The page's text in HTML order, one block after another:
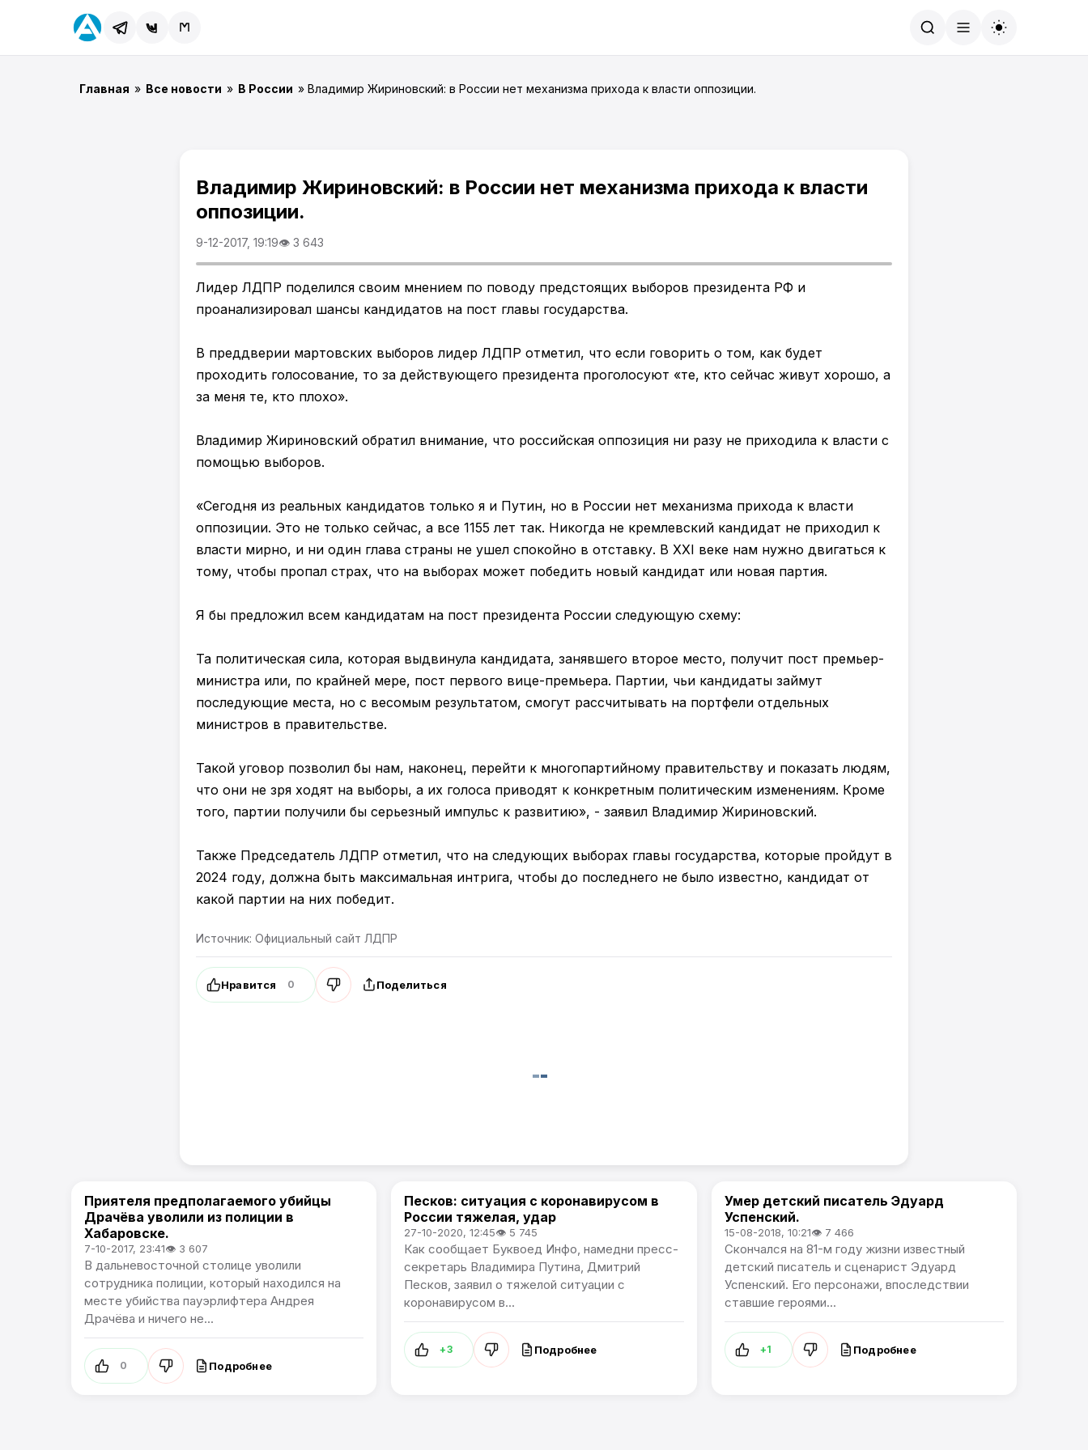
Главная » Все новости » В России » Владимир Жириновский: в России нет механизма прихода к власти оппозиции.
Владимир Жириновский: в России нет механизма прихода к власти
оппозиции.
9-12-2017, 19:19👁 3 643
Лидер ЛДПР поделился своим мнением по поводу предстоящих выборов президента РФ и
проанализировал шансы кандидатов на пост главы государства.
В преддверии мартовских выборов лидер ЛДПР отметил, что если говорить о том, как будет
проходить голосование, то за действующего президента проголосуют «те, кто сейчас живут хорошо, а
за меня те, кто плохо».
Владимир Жириновский обратил внимание, что российская оппозиция ни разу не приходила к власти с
помощью выборов.
«Сегодня из реальных кандидатов только я и Путин, но в России нет механизма прихода к власти
оппозиции. Это не только сейчас, а все 1155 лет так. Никогда не кремлевский кандидат не приходил к
власти мирно, и ни один глава страны не ушел спокойно в отставку. В XXI веке нам нужно двигаться к
тому, чтобы пропал страх, что на выборах может победить новый кандидат или новая партия.
Я бы предложил всем кандидатам на пост президента России следующую схему:
Та политическая сила, которая выдвинула кандидата, занявшего второе место, получит пост премьер-
министра или, по крайней мере, пост первого вице-премьера. Партии, чьи кандидаты займут
последующие места, но с весомым результатом, смогут рассчитывать на портфели отдельных
министров в правительстве.
Такой уговор позволил бы нам, наконец, перейти к многопартийному правительству и показать людям,
что они не зря ходят на выборы, а их голоса приводят к конкретным политическим изменениям. Кроме
того, партии получили бы серьезный импульс к развитию», - заявил Владимир Жириновский.
Также Председатель ЛДПР отметил, что на следующих выборах главы государства, которые пройдут в
2024 году, должна быть максимальная интрига, чтобы до последнего не было известно, кандидат от
какой партии на них победит.
Источник: Официальный сайт ЛДПР
Нравится 0 Поделиться
В России
Приятеля предполагаемого убийцы
Драчёва уволили из полиции в
Хабаровске.
7-10-2017, 23:41👁 3 607
В дальневосточной столице уволили
сотрудника полиции, который находился на
месте убийства пауэрлифтера Андрея
Драчёва и ничего не...
0 Подробнее
В России
Песков: ситуация с коронавирусом в
России тяжелая, удар
27-10-2020, 12:45👁 5 745
Как сообщает Буквоед Инфо, намедни пресс-
секретарь Владимира Путина, Дмитрий
Песков, заявил о тяжелой ситуации с
коронавирусом в...
+3 Подробнее
В России
Умер детский писатель Эдуард
Успенский.
15-08-2018, 10:21👁 7 466
Скончался на 81-м году жизни известный
детский писатель и сценарист Эдуард
Успенский. Его персонажи, впоследствии
ставшие героями...
+1 Подробнее